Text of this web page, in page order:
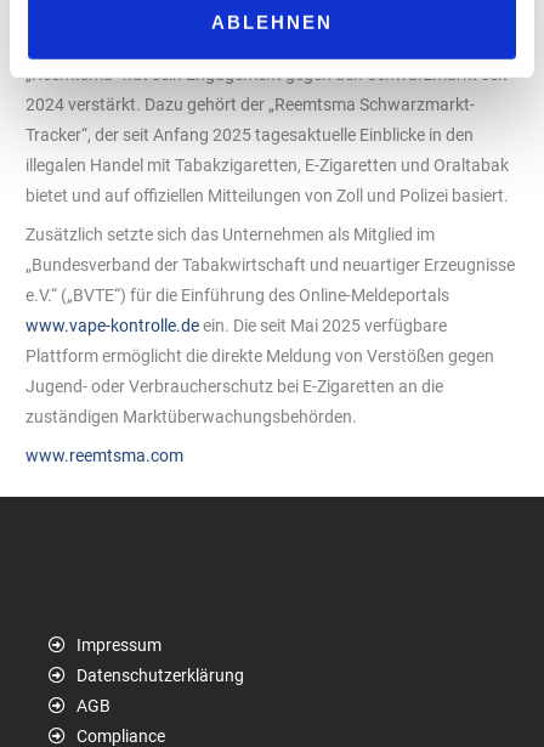
ABLEHNEN
„Reemtsma“ hat sein Engagement gegen den Schwarzmarkt seit
2024 verstärkt. Dazu gehört der „Reemtsma Schwarzmarkt-
Tracker“, der seit Anfang 2025 tagesaktuelle Einblicke in den
illegalen Handel mit Tabakzigaretten, E-Zigaretten und Oraltabak
bietet und auf offiziellen Mitteilungen von Zoll und Polizei basiert.
Zusätzlich setzte sich das Unternehmen als Mitglied im
„Bundesverband der Tabakwirtschaft und neuartiger Erzeugnisse
e.V.“ („BVTE“) für die Einführung des Online-Meldeportals
www.vape-kontrolle.deein. Die seit Mai 2025 verfügbare
Plattform ermöglicht die direkte Meldung von Verstößen gegen
Jugend- oder Verbraucherschutz bei E-Zigaretten an die
zuständigen Marktüberwachungsbehörden.
www.reemtsma.com
Impressum
Datenschutzerklärung
AGB
Compliance